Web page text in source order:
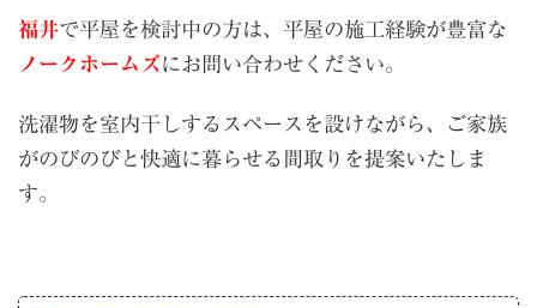
福井で平屋を検討中の方は、平屋の施工経験が豊富な
ノークホームズにお問い合わせください。
洗濯物を室内干しするスペースを設けながら、ご家族
がのびのびと快適に暮らせる間取りを提案いたしま
す。